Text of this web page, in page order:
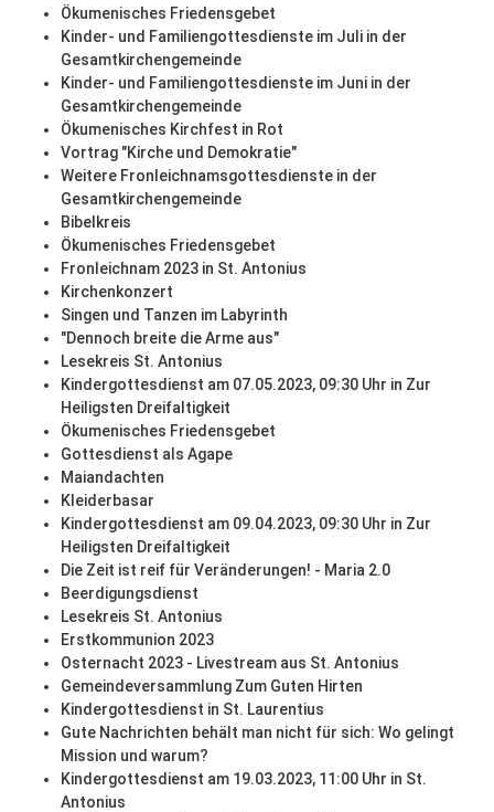
Ökumenisches Friedensgebet
Kinder- und Familiengottesdienste im Juli in der
Gesamtkirchengemeinde
Kinder- und Familiengottesdienste im Juni in der
Gesamtkirchengemeinde
Ökumenisches Kirchfest in Rot
Vortrag "Kirche und Demokratie"
Weitere Fronleichnamsgottesdienste in der
Gesamtkirchengemeinde
Bibelkreis
Ökumenisches Friedensgebet
Fronleichnam 2023 in St. Antonius
Kirchenkonzert
Singen und Tanzen im Labyrinth
"Dennoch breite die Arme aus"
Lesekreis St. Antonius
Kindergottesdienst am 07.05.2023, 09:30 Uhr in Zur
Heiligsten Dreifaltigkeit
Ökumenisches Friedensgebet
Gottesdienst als Agape
Maiandachten
Kleiderbasar
Kindergottesdienst am 09.04.2023, 09:30 Uhr in Zur
Heiligsten Dreifaltigkeit
Die Zeit ist reif für Veränderungen! - Maria 2.0
Beerdigungsdienst
Lesekreis St. Antonius
Erstkommunion 2023
Osternacht 2023 - Livestream aus St. Antonius
Gemeindeversammlung Zum Guten Hirten
Kindergottesdienst in St. Laurentius
Gute Nachrichten behält man nicht für sich: Wo gelingt
Mission und warum?
Kindergottesdienst am 19.03.2023, 11:00 Uhr in St.
Antonius